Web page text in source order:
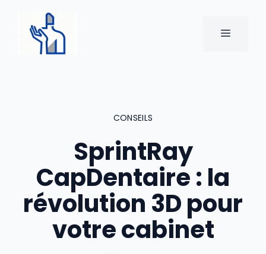
contenu
MENU
CONSEILS
SprintRay
CapDentaire : la
révolution 3D pour
votre cabinet